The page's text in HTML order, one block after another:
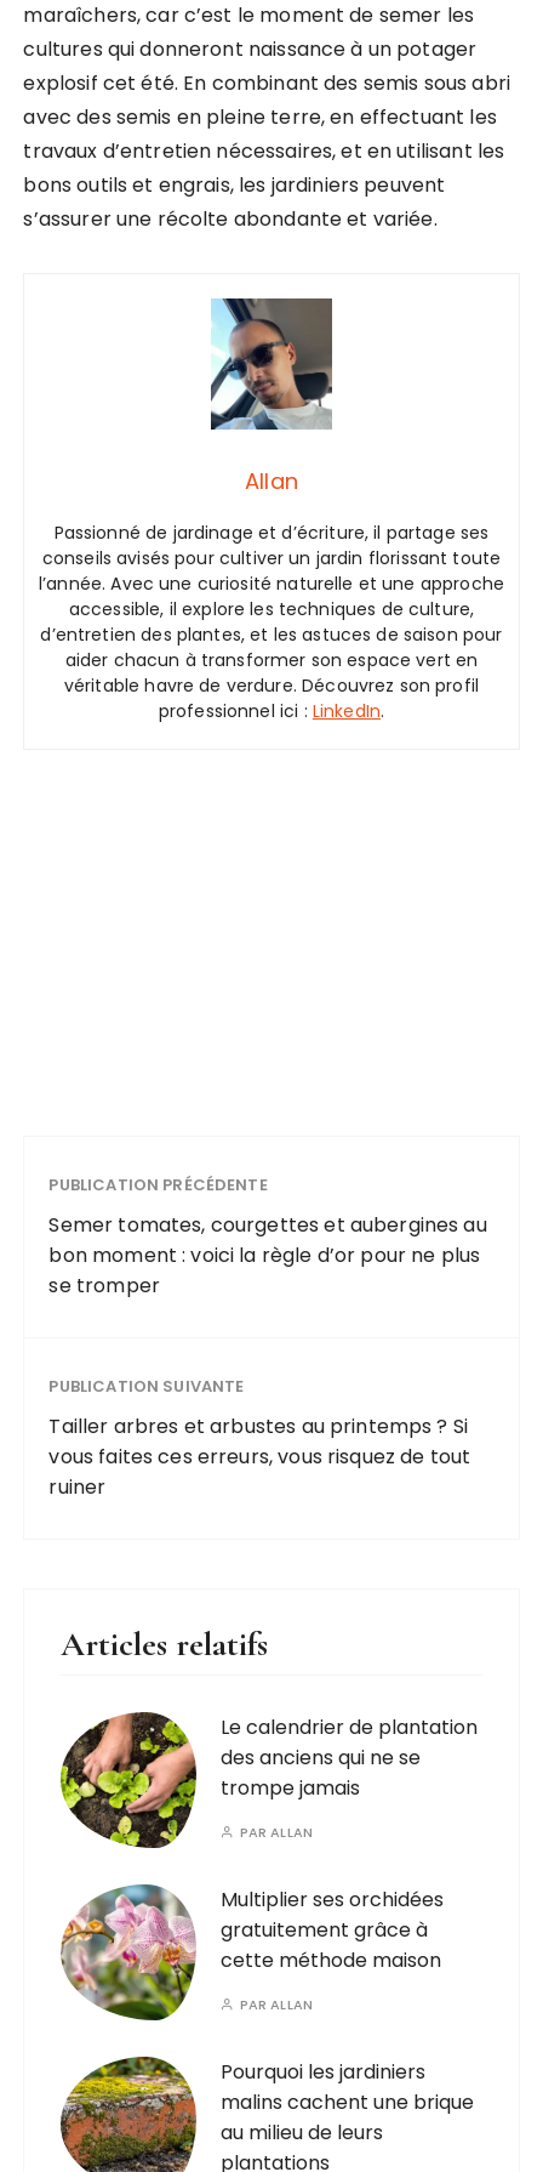
maraîchers, car c’est le moment de semer les
cultures qui donneront naissance à un potager
explosif cet été. En combinant des semis sous abri
avec des semis en pleine terre, en effectuant les
travaux d’entretien nécessaires, et en utilisant les
bons outils et engrais, les jardiniers peuvent
s’assurer une récolte abondante et variée.
Allan
Passionné de jardinage et d’écriture, il partage ses
conseils avisés pour cultiver un jardin florissant toute
l’année. Avec une curiosité naturelle et une approche
accessible, il explore les techniques de culture,
d’entretien des plantes, et les astuces de saison pour
aider chacun à transformer son espace vert en
véritable havre de verdure. Découvrez son profil
professionnel ici : LinkedIn.
PUBLICATION PRÉCÉDENTE
Semer tomates, courgettes et aubergines au
bon moment : voici la règle d’or pour ne plus
se tromper
PUBLICATION SUIVANTE
Tailler arbres et arbustes au printemps ? Si
vous faites ces erreurs, vous risquez de tout
ruiner
Articles relatifs
Le calendrier de plantation
des anciens qui ne se
trompe jamais
PARALLAN
Multiplier ses orchidées
gratuitement grâce à
cette méthode maison
PARALLAN
Pourquoi les jardiniers
malins cachent une brique
au milieu de leurs
plantations